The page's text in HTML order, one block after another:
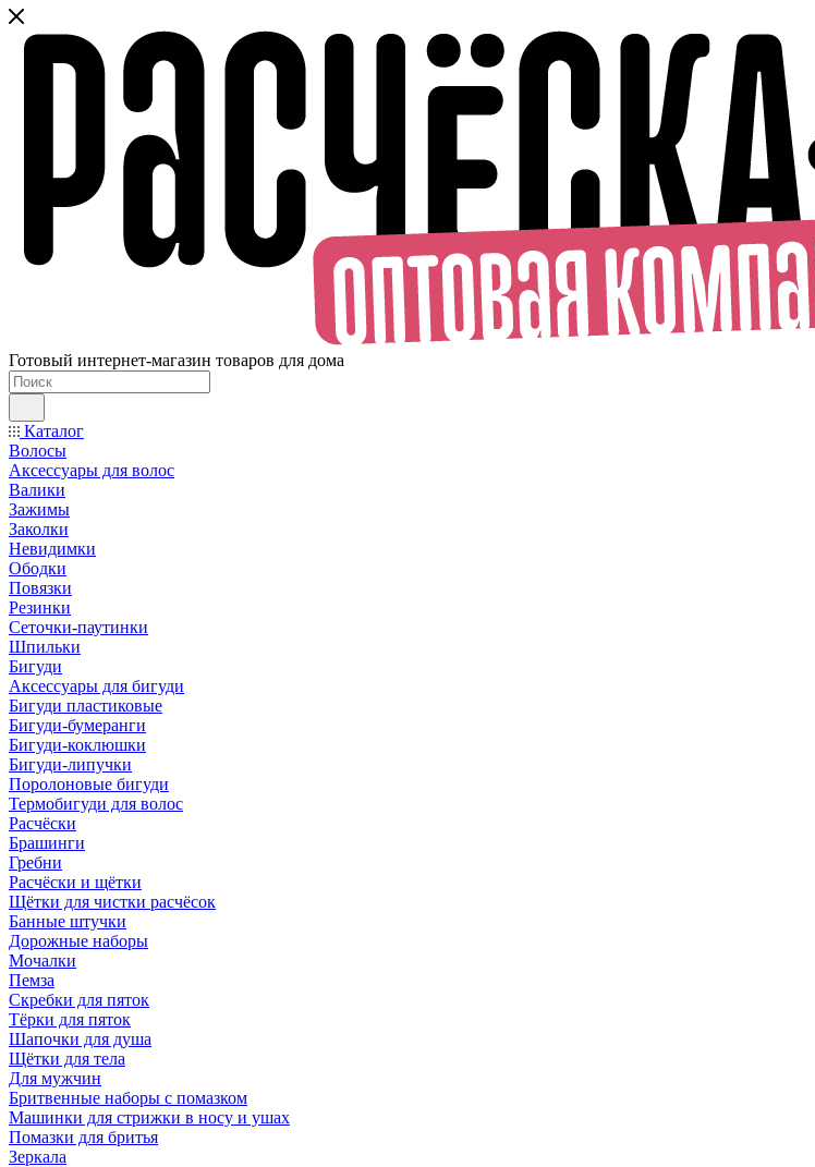
Готовый интернет-магазин товаров для дома
Каталог
Волосы
Аксессуары для волос
Валики
Зажимы
Заколки
Невидимки
Ободки
Повязки
Резинки
Сеточки-паутинки
Шпильки
Бигуди
Аксессуары для бигуди
Бигуди пластиковые
Бигуди-бумеранги
Бигуди-коклюшки
Бигуди-липучки
Поролоновые бигуди
Термобигуди для волос
Расчёски
Брашинги
Гребни
Расчёски и щётки
Щётки для чистки расчёсок
Банные штучки
Дорожные наборы
Мочалки
Пемза
Скребки для пяток
Тёрки для пяток
Шапочки для душа
Щётки для тела
Для мужчин
Бритвенные наборы с помазком
Машинки для стрижки в носу и ушах
Помазки для бритья
Зеркала